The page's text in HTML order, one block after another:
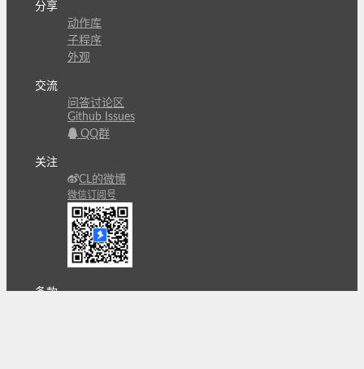
分享
动作库
子程序
外观
交流
问答讨论区
Github Issues
QQ群
关注
CL的微博
微信订阅号
条款